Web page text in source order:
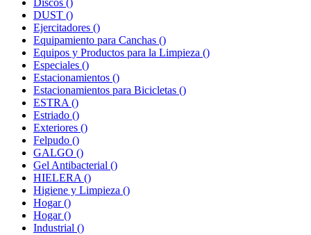
DUST ()
Ejercitadores ()
Equipamiento para Canchas ()
Equipos y Productos para la Limpieza ()
Especiales ()
Estacionamientos ()
Estacionamientos para Bicicletas ()
ESTRA ()
Estriado ()
Exteriores ()
Felpudo ()
GALGO ()
Gel Antibacterial ()
HIELERA ()
Higiene y Limpieza ()
Hogar()
Hogar()
Industrial ()